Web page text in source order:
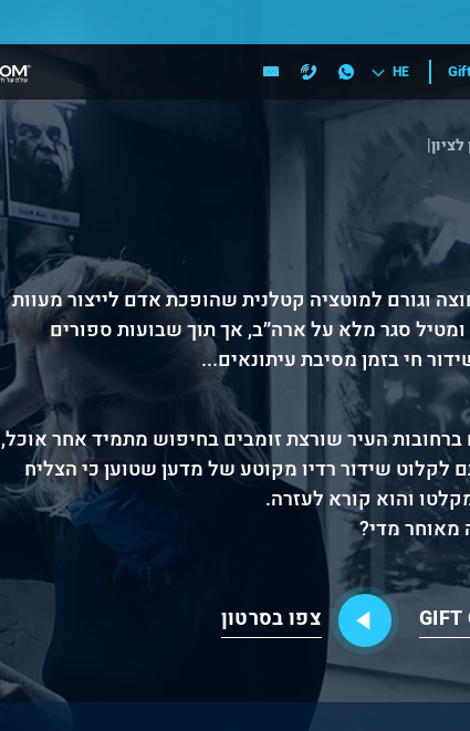
HE
וגורם למוטציה קטלנית שהופכת אדם לייצור מעוות
סגר מלא על ארה״ב, אך תוך שבועות ספורים
חי בזמן מסיבת עיתונאים...
העיר שורצת זומבים בחיפוש מתמיד אחר אוכל,
שידור רדיו מקוטע של מדען שטוען כי הצליח
והוא קורא לעזרה.
מאוחר מדי?
GIFT צפו בסרטון